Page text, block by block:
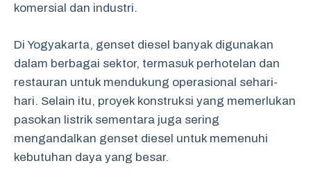
komersial dan industri.
Di Yogyakarta, genset diesel banyak digunakan
dalam berbagai sektor, termasuk perhotelan dan
restauran untuk mendukung operasional sehari-
hari. Selain itu, proyek konstruksi yang memerlukan
pasokan listrik sementara juga sering
mengandalkan genset diesel untuk memenuhi
kebutuhan daya yang besar.